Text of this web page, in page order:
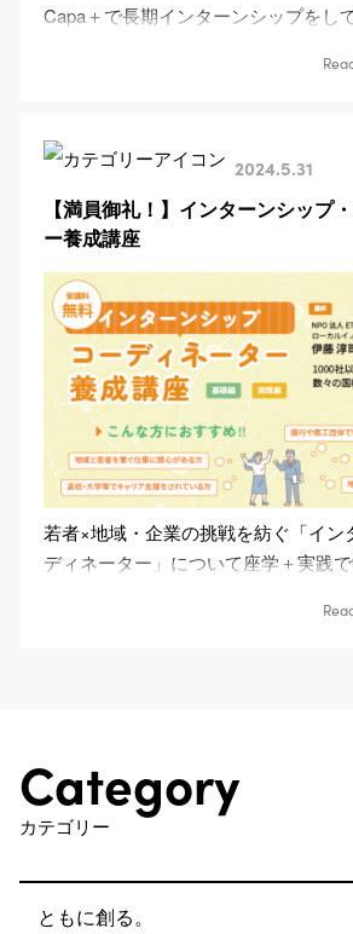
Capa＋で長期インターンシップをし
2024.5.31
【満員御礼！】インターンシップ
ー養成講座
若者×地域・企業の挑戦を紡ぐ「イン
ディネーター」について座学＋実践
Category
カテゴリー
ともに創る。